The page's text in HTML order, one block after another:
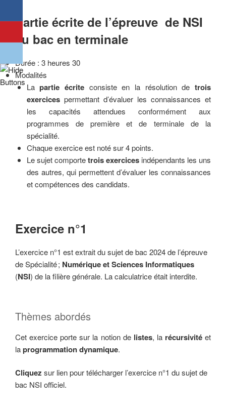
Partie écrite de l’épreuve de NSI
au bac en terminale
Durée : 3 heures 30
Modalités
Lapartie écriteconsiste en la résolution de trois
exercicespermettant d’évaluer les connaissances et
les capacités attendues conformément aux
programmes de première et de terminale de la
spécialité.
Chaque exercice est noté sur 4 points.
Le sujet comportetrois exercicesindépendants les uns
des autres, qui permettent d’évaluer les connaissances
et compétences des candidats.
Exercice n°1
L’exercice n°1 est extrait du sujet de bac 2024 de l’épreuve
de Spécialité ; Numérique etSciences Informatiques
(NSI) de la filière générale. La calculatrice était interdite.
Thèmes abordés
Cet exercice porte sur la notion de listes, la récursivitéet
laprogrammationdynamique.
Cliquez sur lien pour télécharger l’exercice n°1 du sujet de
bac NSI officiel.